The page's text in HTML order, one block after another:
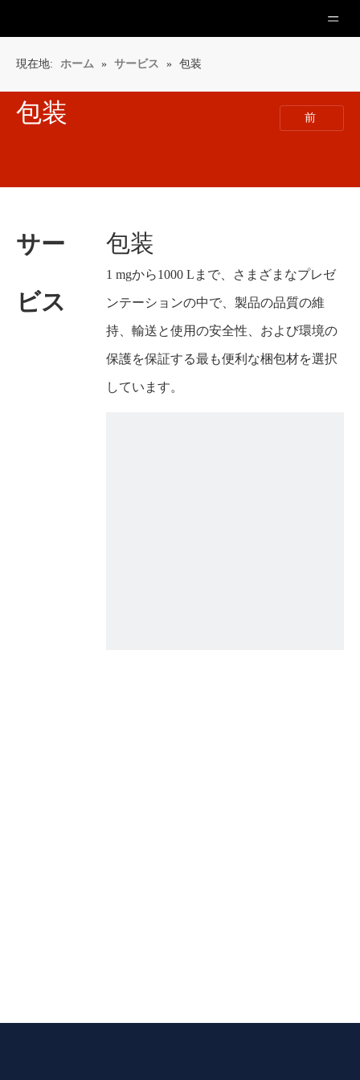
現在地: ホーム » サービス » 包装
包装 前
サー
ビス
包装
1 mgから1000 Lまで、さまざまなプレゼ
ンテーションの中で、製品の品質の維
持、輸送と使用の安全性、および環境の
保護を保証する最も便利な梱包材を選択
しています。